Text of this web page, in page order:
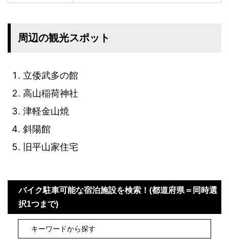
周辺の観光スポット
立倭武多の館
高山稲荷神社
津軽金山焼
斜陽館
旧平山家住宅
バイク駐車可能な宿泊施設を検索！(都道府県＝同時選
択1つまで)